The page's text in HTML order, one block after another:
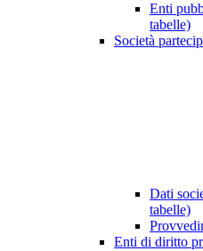
Enti
tabelle)
Società
Dati
tabelle)
Enti di diritto